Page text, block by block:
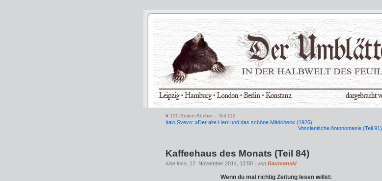
« 100-Seiten-Bücher – Teil 112
Italo Svevo: »Der alte Herr und das schöne Mädchen« (1926)
Vossianische Antonomasie (Teil 91)
Kaffeehaus des Monats (Teil 84)
sine loco , 12. November 2014, 13:58 | von Baumanski
Wenn du mal richtig Zeitung lesen willst: